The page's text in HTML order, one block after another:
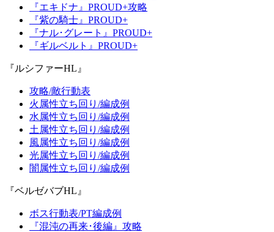
『エキドナ』PROUD+攻略
『紫の騎士』PROUD+
『ナル･グレート』PROUD+
『ギルベルト』PROUD+
『ルシファーHL』
攻略/敵行動表
火属性立ち回り/編成例
水属性立ち回り/編成例
土属性立ち回り/編成例
風属性立ち回り/編成例
光属性立ち回り/編成例
闇属性立ち回り/編成例
『ベルゼバブHL』
ボス行動表/PT編成例
『混沌の再来･後編』攻略